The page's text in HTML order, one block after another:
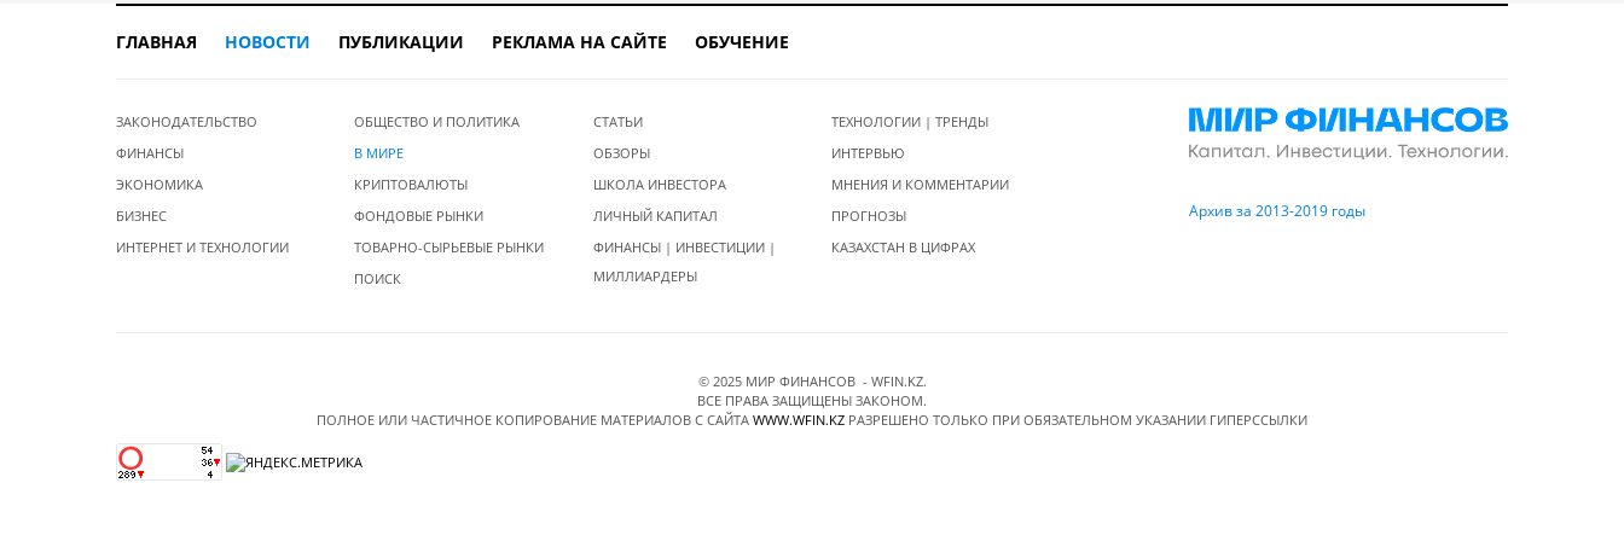
ГЛАВНАЯ НОВОСТИ ПУБЛИКАЦИИ РЕКЛАМА НА САЙТЕ ОБУЧЕНИЕ
ЗАКОНОДАТЕЛЬСТВО
ФИНАНСЫ
ЭКОНОМИКА
БИЗНЕС
ИНТЕРНЕТ И ТЕХНОЛОГИИ
ОБЩЕСТВО И ПОЛИТИКА
В МИРЕ
КРИПТОВАЛЮТЫ
ФОНДОВЫЕ РЫНКИ
ТОВАРНО-СЫРЬЕВЫЕ РЫНКИ
ПОИСК
СТАТЬИ
ОБЗОРЫ
ШКОЛА ИНВЕСТОРА
ЛИЧНЫЙ КАПИТАЛ
ФИНАНСЫ | ИНВЕСТИЦИИ |
МИЛЛИАРДЕРЫ
ТЕХНОЛОГИИ | ТРЕНДЫ
ИНТЕРВЬЮ
МНЕНИЯ И КОММЕНТАРИИ
ПРОГНОЗЫ
КАЗАХСТАН В ЦИФРАХ
Архив за 2013-2019 годы
© 2025 МИР ФИНАНСОВ - WFIN.KZ.
ВСЕ ПРАВА ЗАЩИЩЕНЫ ЗАКОНОМ.
ПОЛНОЕ ИЛИ ЧАСТИЧНОЕ КОПИРОВАНИЕ МАТЕРИАЛОВ C САЙТА WWW.WFIN.KZ РАЗРЕШЕНО ТОЛЬКО ПРИ ОБЯЗАТЕЛЬНОМ УКАЗАНИИ ГИПЕРССЫЛКИ